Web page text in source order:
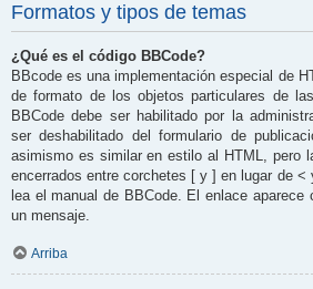
Formatos y tipos de temas
¿Qué es el código BBCode?
BBcode es una implementación especial de
de formato de los objetos particulares de
BBCode debe ser habilitado por la
ser deshabilitado del formulario de
asimismo es similar en estilo al HTML, pero
encerrados entre corchetes [ y ] en lugar de
lea el manual de BBCode. El enlace
un mensaje.
Arriba